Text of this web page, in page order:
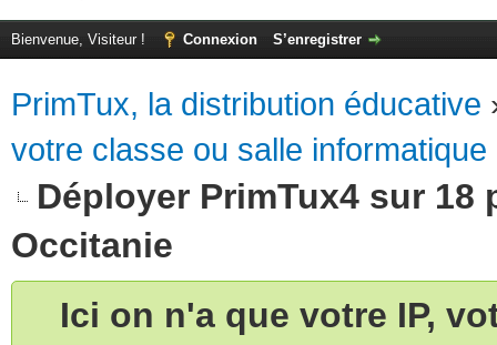
Bienvenue, Visiteur ! Connexion S’enregistrer
PrimTux, la distribution éducative
votre classe ou salle informatique
Déployer PrimTux4 sur
Occitanie
Ici on n'a que votre IP,